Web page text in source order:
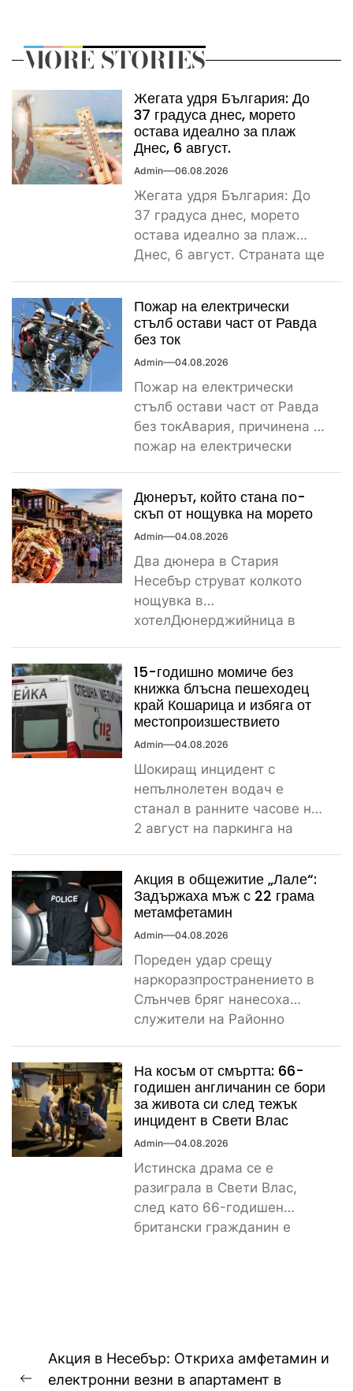
MORE STORIES
Жегата удря България: До
37 градуса днес, морето
остава идеално за плаж
Днес, 6 август.
Admin 06.08.2026
Жегата удря България: До
37 градуса днес, морето
остава идеално за плаж
Днес, 6 август. Страната ще
Пожар на електрически
стълб остави част от Равда
без ток
Admin 04.08.2026
Пожар на електрически
стълб остави част от Равда
без токАвария, причинена от
пожар на електрически
Дюнерът, който стана по-
скъп от нощувка на морето
Admin 04.08.2026
Два дюнера в Стария
Несебър струват колкото
нощувка в
хотелДюнерджийница в
скъпотия на храната...
15-годишно момиче без
книжка блъсна пешеходец
край Кошарица и избяга от
местопроизшествието
Admin 04.08.2026
Шокиращ инцидент с
непълнолетен водач е
станал в ранните часове на
2 август на паркинга на
Акция в общежитие „Лале“:
Задържаха мъж с 22 грама
метамфетамин
Admin 04.08.2026
Пореден удар срещу
наркоразпространението в
Слънчев бряг нанесоха
служители на Районно
значително...
На косъм от смъртта: 66-
годишен англичанин се бори
за живота си след тежък
инцидент в Свети Влас
Admin 04.08.2026
Истинска драма се е
разиграла в Свети Влас,
след като 66-годишен
британски гражданин е
Навигация
Акция в Несебър: Откриха амфетамин и
електронни везни в апартамент в